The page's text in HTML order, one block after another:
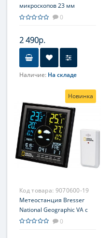
микроскопов 23 мм
0
2 490р.
Наличие: На складе
Новинка
Код товара: 9070600-19
Метеостанция Bresser
National Geographic VA с
цветным дисплеем и 1
0